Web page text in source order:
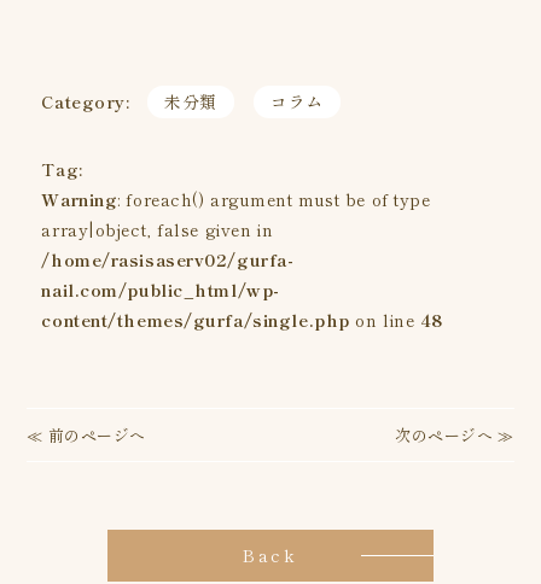
Category: 未分類 コラム
Tag:
Warning: foreach() argument must be of type
array|object, false given in
/home/rasisaserv02/gurfa-
nail.com/public_html/wp-
content/themes/gurfa/single.php on line 48
≪ 前のページへ 次のページへ ≫
Back